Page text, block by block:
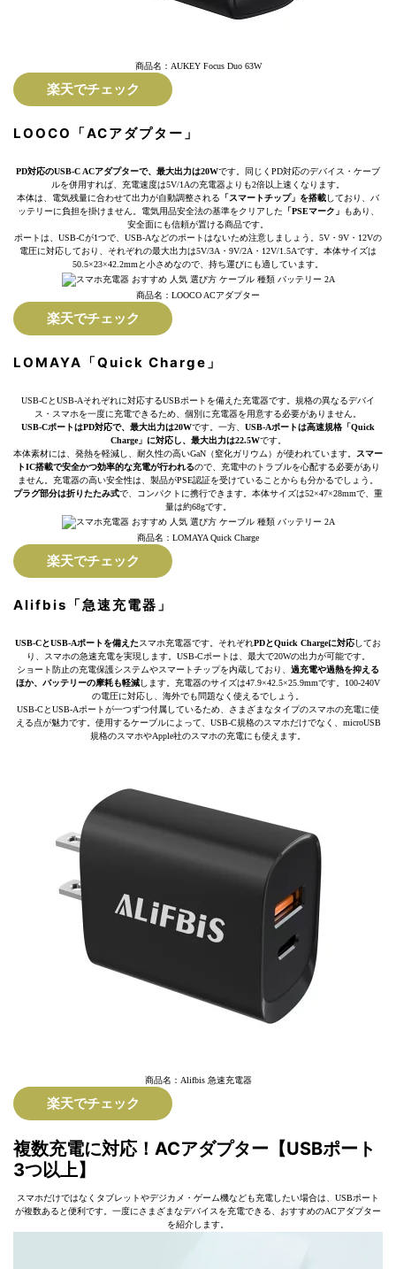
商品名：AUKEY Focus Duo 63W
楽天でチェック
LOOCO「ACアダプター」
PD対応のUSB-C ACアダプターで、最大出力は20Wです。同じくPD対応のデバイス・ケーブ
ルを併用すれば、充電速度は5V/1Aの充電器よりも2倍以上速くなります。
本体は、電気残量に合わせて出力が自動調整される 「スマートチップ」を搭載しており、バ
ッテリーに負担を掛けません。電気用品安全法の基準をクリアした 「PSEマーク」
もあり、
安全面にも信頼が置ける商品です。
ポートは、USB-Cが1つで、USB-Aなどのポートはないため注意しましょう。5V・9V・12Vの
電圧に対応しており、それぞれの最大出力は5V/3A・9V/2A・12V/1.5Aです。本体サイズは
50.5×23×42.2mmと小さめなので、持ち運びにも適しています。
商品名：LOOCO ACアダプター
楽天でチェック
LOMAYA「Quick Charge」
USB-CとUSB-Aそれぞれに対応するUSBポートを備えた充電器です。規格の異なるデバイ
ス・スマホを一度に充電できるため、個別に充電器を用意する必要がありません。
USB-CポートはPD対応で、最大出力は20Wです。一方、 USB-Aポートは高速規格「Quick
Charge」に対応し、最大出力は22.5Wです。
本体素材には、発熱を軽減し、耐久性の高いGaN（窒化ガリウム）が使われています。 スマー
トIC搭載で安全かつ効率的な充電が行われるので、充電中のトラブルを心配する必要があり
ません。充電器の高い安全性は、製品がPSE認証を受けていることからも分かるでしょう。
プラグ部分は折りたたみ式で、コンパクトに携行できます。本体サイズは52×47×28mmで、重
量は約68gです。
商品名：LOMAYA Quick Charge
楽天でチェック
Alifbis「急速充電器」
USB-CとUSB-Aポートを備えたスマホ充電器です。それぞれPDとQuick Chargeに対応してお
り、スマホの急速充電を実現します。USB-Cポートは、最大で20Wの出力が可能です。
ショート防止の充電保護システムやスマートチップを内蔵しており、 過充電や過熱を抑える
ほか、バッテリーの摩耗も軽減します。充電器のサイズは47.9×42.5×25.9mmです。100-240V
の電圧に対応し、海外でも問題なく使えるでしょう。
USB-CとUSB-Aポートが一つずつ付属しているため、さまざまなタイプのスマホの充電に使
える点が魅力です。使用するケーブルによって、USB-C規格のスマホだけでなく、microUSB
規格のスマホやApple社のスマホの充電にも使えます。
商品名：Alifbis 急速充電器
楽天でチェック
複数充電に対応！ACアダプター【USBポート
3つ以上】
スマホだけではなくタブレットやデジカメ・ゲーム機なども充電したい場合は、USBポート
が複数あると便利です。一度にさまざまなデバイスを充電できる、おすすめのACアダプター
を紹介します。